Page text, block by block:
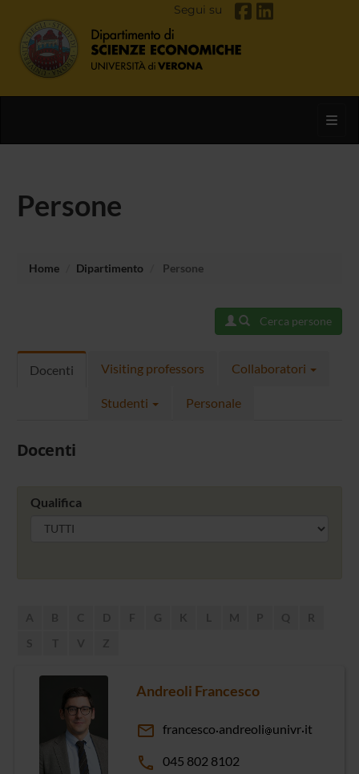
Segui su
Persone
Home Dipartimento Persone
Cerca persone
Docenti Visiting professors Collaboratori
Studenti Personale
Docenti
Qualifica
Andreoli Francesco
email francesco andreoli univr it
phone 045 802 8102